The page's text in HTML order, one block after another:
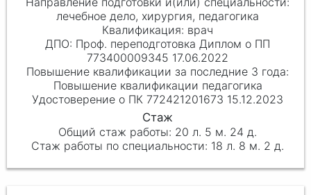
лечебное дело, хирургия, педагогика
врач
Проф. переподготовка Диплом о ПП
773400009345 17.06.2022
Повышение квалификации педагогика
Удостоверение о ПК 772421201673 15.12.2023
20 л. 5 м. 24 д.
18 л. 8 м. 2 д.